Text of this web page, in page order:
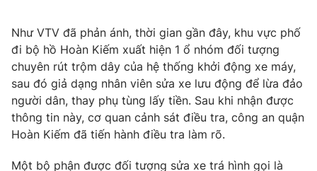
Câu chuyện quốc tế
Thị trường
Góc doanh nghiệp
Dữ liệu và đời sống
Truyền hình
Phim VTV
Hậu trường
Nhân vật
Giải trí
Điện ảnh
Như VTV đã phản ánh, thời gian gần đây, khu vực phố
đi bộ hồ Hoàn Kiếm xuất hiện 1 ổ nhóm đối tượng
chuyên rút trộm dây của hệ thống khởi động xe máy,
sau đó giả dạng nhân viên sửa xe lưu động để lừa đảo
người dân, thay phụ tùng lấy tiền. Sau khi nhận được
thông tin này, cơ quan cảnh sát điều tra, công an quận
Hoàn Kiếm đã tiến hành điều tra làm rõ.
Một bộ phận được đối tượng sửa xe trá hình gọi là